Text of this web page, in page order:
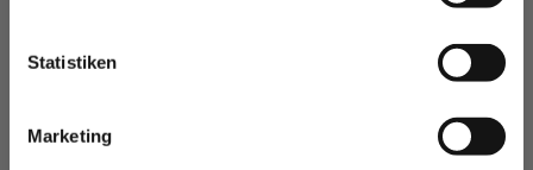
Statistiken
Marketing
UNSER SERVICE FÜR
VERANSTALTUNGSPLANER
kostenfreie Beratung